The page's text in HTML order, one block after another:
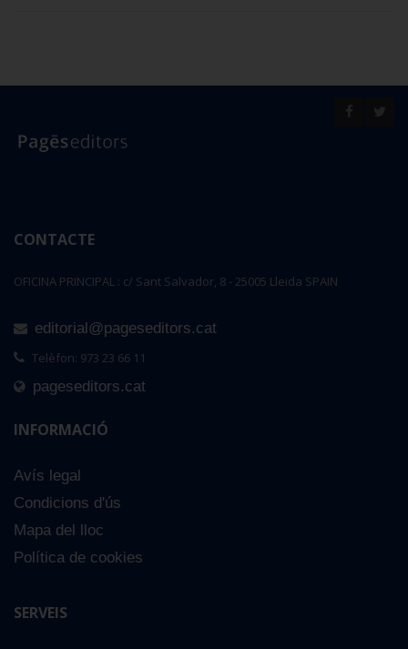
CONTACTE
OFICINA PRINCIPAL : c/ Sant Salvador, 8 - 25005 Lleida SPAIN
editorial@pageseditors.cat
Telèfon: 973 23 66 11
pageseditors.cat
INFORMACIÓ
Avís legal
Condicions d'ús
Mapa del lloc
Política de cookies
SERVEIS